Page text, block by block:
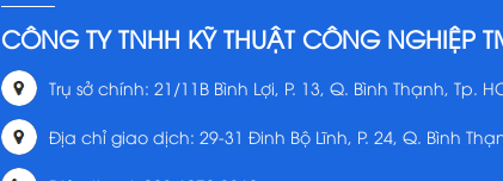
CÔNG TY TNHH KỸ THUẬT CÔNG NGHIỆP
Trụ sở chính: 21/11B Bình Lợi, P. 13, Q. Bình Thạnh, Tp.
Địa chỉ giao dịch: 29-31 Đinh Bộ Lĩnh, P. 24, Q. Bình